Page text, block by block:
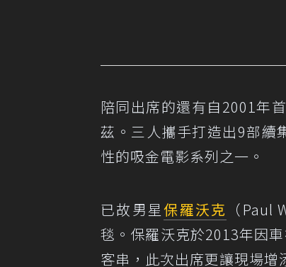
陪同出席的還有自2001年
茲。三人攜手打造出9部續
性的吸金電影系列之一。
已故男星保羅沃克 （
毯。保羅沃克於2013年因
客串，此次出席更讓現場增